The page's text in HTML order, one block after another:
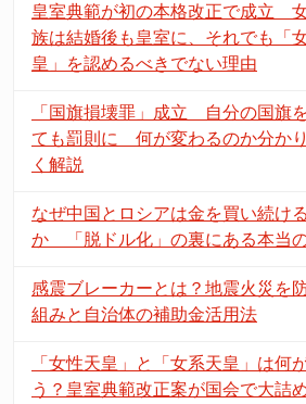
皇室典範が初の本格改正で成立
族は結婚後も皇室に、それでも「
皇」を認めるべきでない理由
「国旗損壊罪」成立 自分の国旗
ても罰則に 何が変わるのか分か
く解説
なぜ中国とロシアは金を買い続け
か 「脱ドル化」の裏にある本当
感震ブレーカーとは？地震火災を
組みと自治体の補助金活用法
「女性天皇」と「女系天皇」は何
う？皇室典範改正案が国会で大詰